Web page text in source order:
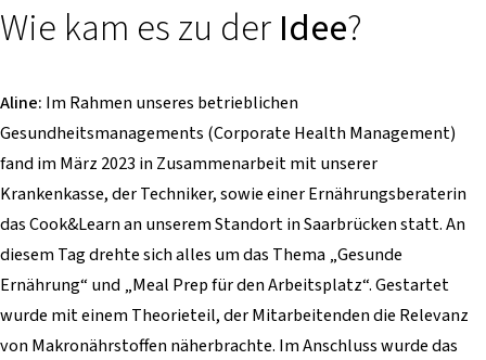
Wie kam es zu der Idee?
Aline: Im Rahmen unseres betrieblichen
Gesundheitsmanagements (Corporate Health Management)
fand im März 2023 in Zusammenarbeit mit unserer
Krankenkasse, der Techniker, sowie einer Ernährungsberaterin
das Cook&Learn an unserem Standort in Saarbrücken statt. An
diesem Tag drehte sich alles um das Thema „Gesunde
Ernährung“ und „Meal Prep für den Arbeitsplatz“. Gestartet
wurde mit einem Theorieteil, der Mitarbeitenden die Relevanz
von Makronährstoffen näherbrachte. Im Anschluss wurde das